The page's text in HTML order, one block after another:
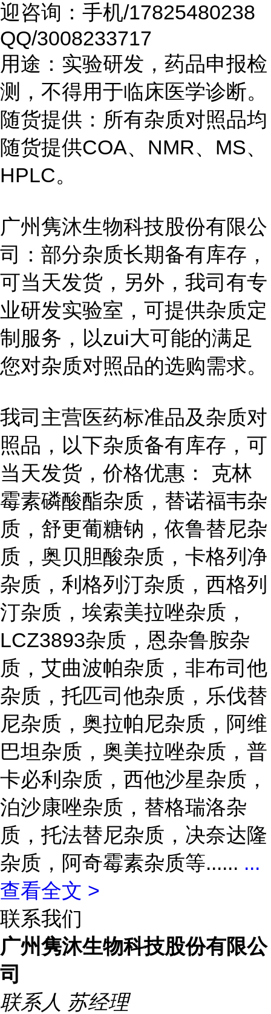
迎咨询：手机/17825480238
QQ/3008233717
用途：实验研发，药品申报检
测，不得用于临床医学诊断。
随货提供：所有杂质对照品均
随货提供COA、NMR、MS、
HPLC。
广州隽沐生物科技股份有限公
司：部分杂质长期备有库存，
可当天发货，另外，我司有专
业研发实验室，可提供杂质定
制服务，以zui大可能的满足
您对杂质对照品的选购需求。
我司主营医药标准品及杂质对
照品，以下杂质备有库存，可
当天发货，价格优惠： 克林
霉素磷酸酯杂质，替诺福韦杂
质，舒更葡糖钠，依鲁替尼杂
质，奥贝胆酸杂质，卡格列净
杂质，利格列汀杂质，西格列
汀杂质，埃索美拉唑杂质，
LCZ3893杂质，恩杂鲁胺杂
质，艾曲波帕杂质，非布司他
杂质，托匹司他杂质，乐伐替
尼杂质，奥拉帕尼杂质，阿维
巴坦杂质，奥美拉唑杂质，普
卡必利杂质，西他沙星杂质，
泊沙康唑杂质，替格瑞洛杂
质，托法替尼杂质，决奈达隆
杂质，阿奇霉素杂质等...... ...
查看全文 >
联系我们
广州隽沐生物科技股份有限公
司
联系人 苏经理